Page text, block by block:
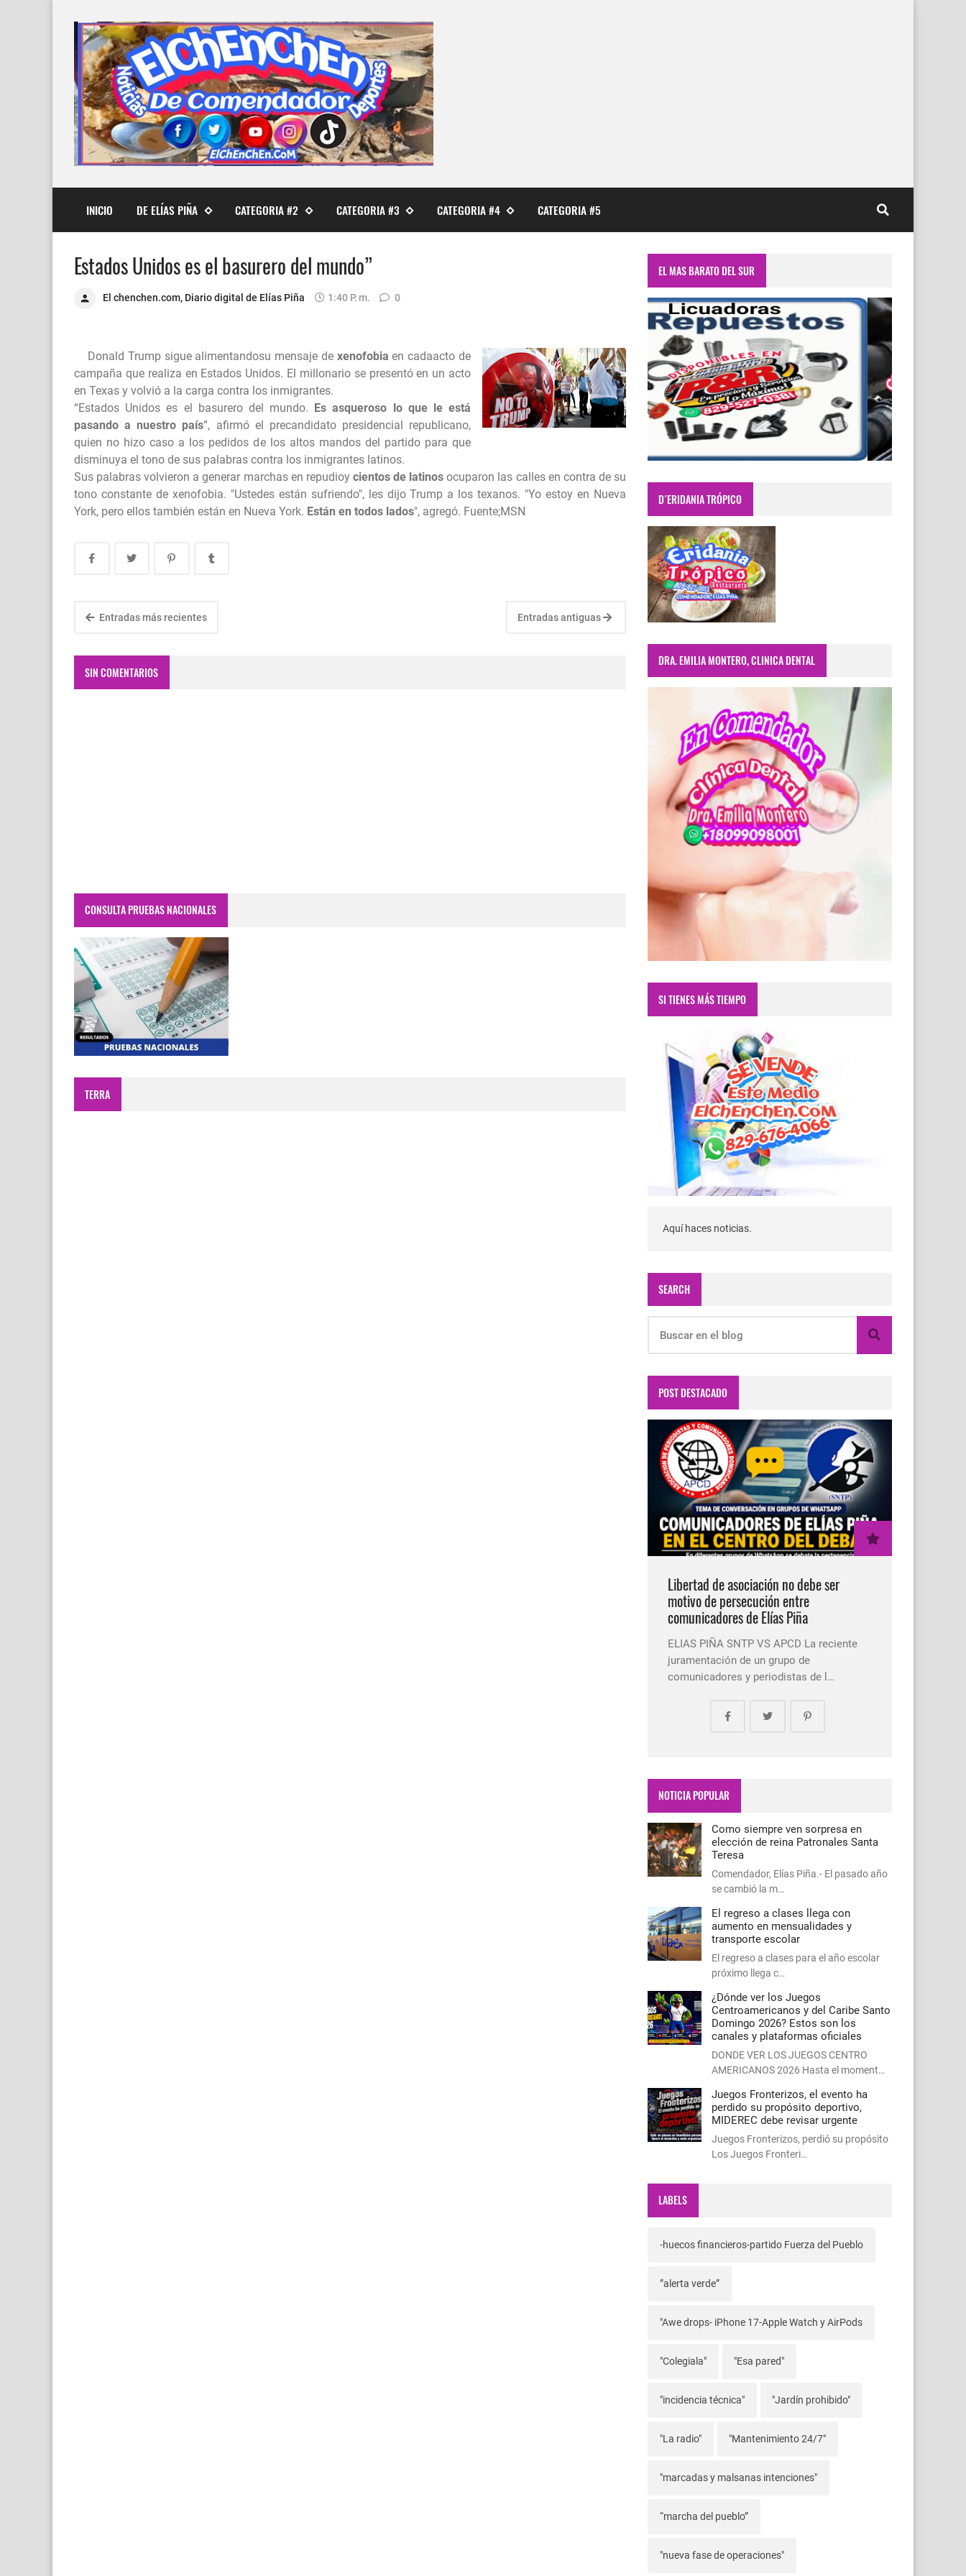
INICIO DE ELÍAS PIÑA CATEGORIA #2 CATEGORIA #3 CATEGORIA #4 CATEGORIA #5
Estados Unidos es el basurero del mundo”
El chenchen.com, Diario digital de Elías Piña 1:40 P. M. 0
Donald Trump sigue alimentandosu mensaje de xenofobiaen cadaacto de
campaña que realiza en Estados Unidos. El millonario se presentó en un acto
en Texas y volvió a la carga contra los inmigrantes.
“Estados Unidos es el basurero del mundo.
Es asqueroso lo que le está
pasando a nuestro país”, afirmó el precandidato presidencial republicano,
quien no hizo caso a los pedidos de los altos mandos del partido para que
disminuya el tono de sus palabras contra los inmigrantes latinos.
Sus palabras volvieron a generar marchas en repudioy cientos de latinos ocuparon las calles en contra de su
tono constante de xenofobia. "Ustedes están sufriendo", les dijo Trump a los texanos. "Yo estoy en Nueva
York, pero ellos también están en Nueva York. Están en todos lados", agregó. Fuente;MSN
Entradas más recientes Entradas antiguas
SIN COMENTARIOS
CONSULTA PRUEBAS NACIONALES
TERRA
EL MAS BARATO DEL SUR
D´ERIDANIA TRÓPICO
DRA. EMILIA MONTERO, CLINICA DENTAL
SI TIENES MÁS TIEMPO
Aquí haces noticias.
SEARCH
POST DESTACADO
Libertad de asociación no debe ser
motivo de persecución entre
comunicadores de Elías Piña
ELIAS PIÑA SNTP VS APCD La reciente
juramentación de un grupo de
comunicadores y periodistas de l…
NOTICIA POPULAR
Como siempre ven sorpresa en
elección de reina Patronales Santa
Teresa
Comendador, Elías Piña.- El pasado año
se cambió la m…
El regreso a clases llega con
aumento en mensualidades y
transporte escolar
El regreso a clases para el año escolar
próximo llega c…
¿Dónde ver los Juegos
Centroamericanos y del Caribe Santo
Domingo 2026? Estos son los
canales y plataformas oficiales
DONDE VER LOS JUEGOS CENTRO
AMERICANOS 2026 Hasta el moment…
Juegos Fronterizos, el evento ha
perdido su propósito deportivo,
MIDEREC debe revisar urgente
Juegos Fronterizos, perdió su propósito
Los Juegos Fronteri…
LABELS
-huecos financieros-partido Fuerza del Pueblo
”alerta verde”
"Awe drops- iPhone 17-Apple Watch y AirPods
"Colegiala" "Esa pared"
"incidencia técnica" "Jardín prohibido"
"La radio" "Mantenimiento 24/7"
"marcadas y malsanas intenciones"
“marcha del pueblo”
"nueva fase de operaciones"